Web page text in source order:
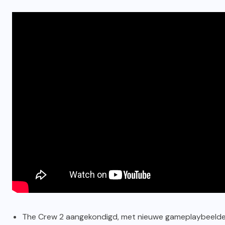
The Crew 2 aangekondigd, met nieuwe